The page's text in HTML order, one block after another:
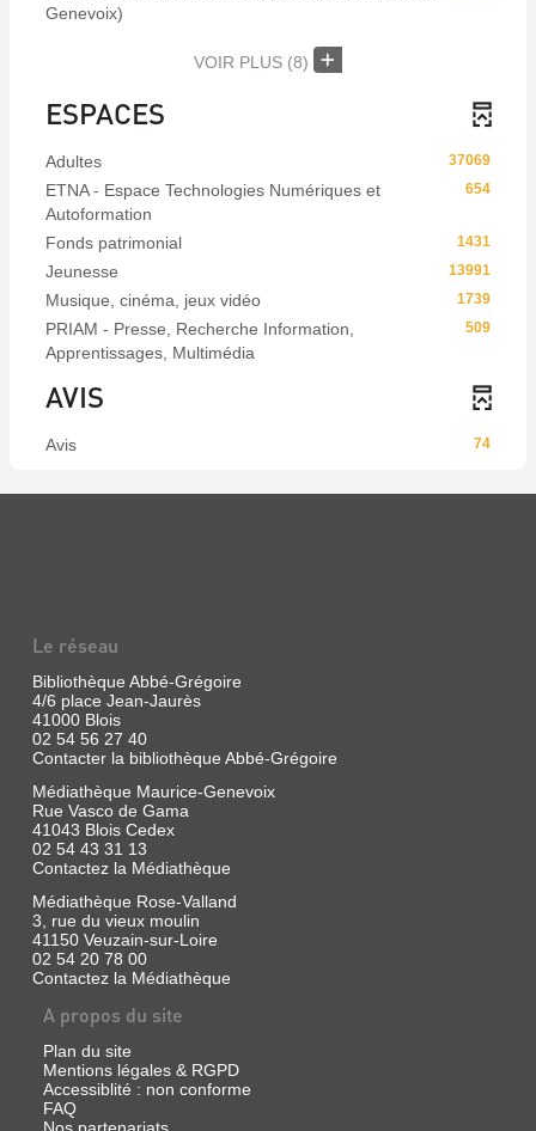
Genevoix)
VOIR PLUS (8)
ESPACES
37069
Adultes
654
ETNA - Espace Technologies Numériques et
Autoformation
1431
Fonds patrimonial
13991
Jeunesse
1739
Musique, cinéma, jeux vidéo
509
PRIAM - Presse, Recherche Information,
Apprentissages, Multimédia
AVIS
74
Avis
Le réseau
Bibliothèque Abbé-Grégoire
4/6 place Jean-Jaurès
41000 Blois
02 54 56 27 40
Contacter la bibliothèque Abbé-Grégoire
Médiathèque Maurice-Genevoix
Rue Vasco de Gama
41043 Blois Cedex
02 54 43 31 13
Contactez la Médiathèque
Médiathèque Rose-Valland
3, rue du vieux moulin
41150 Veuzain-sur-Loire
02 54 20 78 00
Contactez la Médiathèque
A propos du site
Plan du site
Mentions légales & RGPD
Accessiblité : non conforme
FAQ